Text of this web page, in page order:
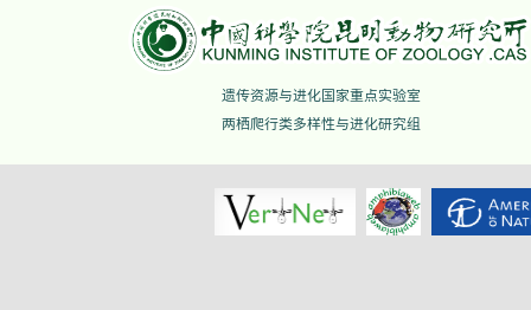
遗传资源与进化国家重点实验室
两栖爬行类多样性与进化研究组